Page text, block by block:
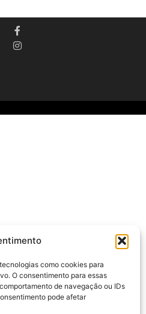
como cookies para
O consentimento para essas
de navegação ou IDs
pode afetar